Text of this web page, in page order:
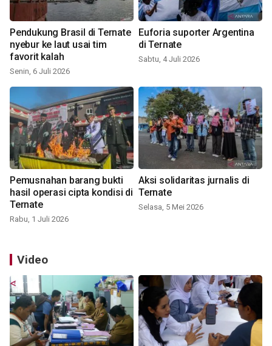
Pendukung Brasil di Ternate
nyebur ke laut usai tim
favorit kalah
Senin, 6 Juli 2026
Euforia suporter Argentina
di Ternate
Sabtu, 4 Juli 2026
Pemusnahan barang bukti
hasil operasi cipta kondisi di
Ternate
Rabu, 1 Juli 2026
Aksi solidaritas jurnalis di
Ternate
Selasa, 5 Mei 2026
Video